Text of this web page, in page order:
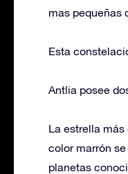
mas pequeñas
Esta
Antlia posee
La estrella
color marrón
planetas